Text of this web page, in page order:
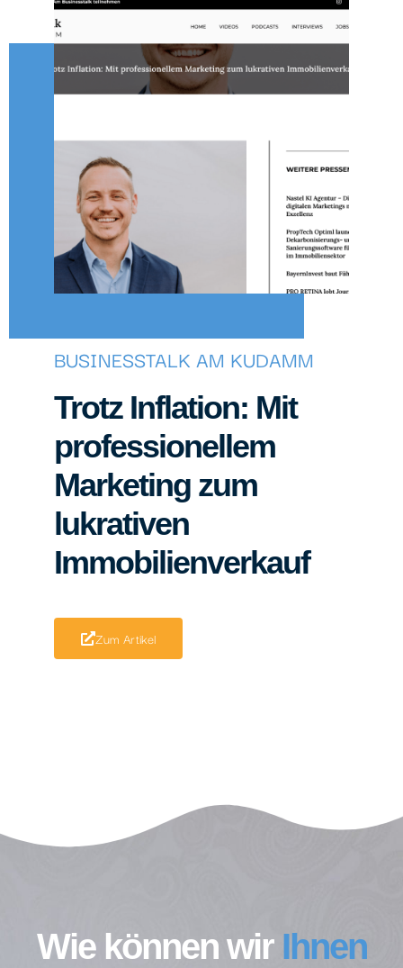
BUSINESSTALK AM KUDAMM
Trotz Inflation: Mit
professionellem
Marketing zum
lukrativen
Immobilienverkauf
Zum Artikel
Wie können wir Ihnen